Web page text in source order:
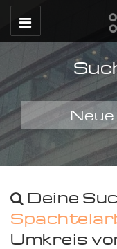
Deine
Umkreis